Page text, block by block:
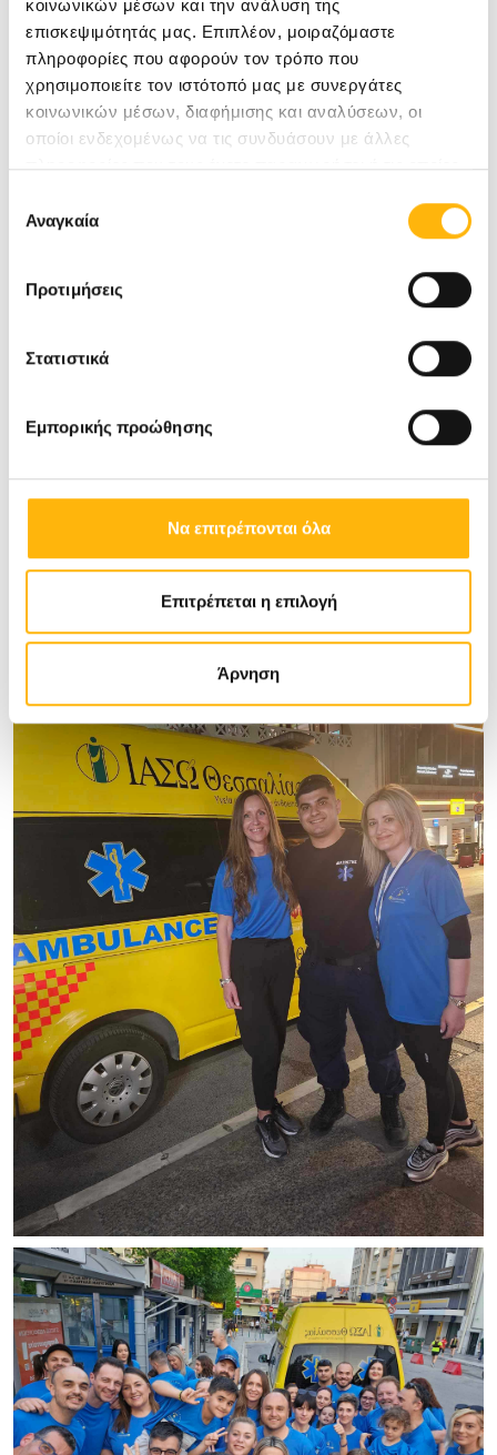
κοινωνικών μέσων και την ανάλυση της
επισκεψιμότητάς μας. Επιπλέον, μοιραζόμαστε
πληροφορίες που αφορούν τον τρόπο που
χρησιμοποιείτε τον ιστότοπό μας με συνεργάτες
κοινωνικών μέσων, διαφήμισης και αναλύσεων, οι
οποίοι ενδεχομένως να τις συνδυάσουν με άλλες
πληροφορίες που τους έχετε παραχωρήσει ή τις οποίες
των υπηρεσιών τους.
συγκατάθεσης
Αναγκαία
Προτιμήσεις
Στατιστικά
Εμπορικής προώθησης
Να επιτρέπονται όλα
Επιτρέπεται η επιλογή
Άρνηση